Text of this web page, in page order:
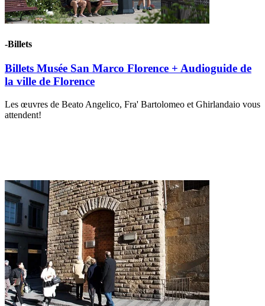
-Billets
Billets Musée San Marco Florence + Audioguide de
la ville de Florence
Les œuvres de Beato Angelico, Fra' Bartolomeo et Ghirlandaio vous
attendent!